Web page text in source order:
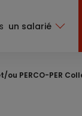
un salarié
PERCO-PER